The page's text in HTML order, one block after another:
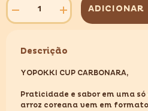
Diminuir
quantidade
CUP
Aumentar
quantidade
CUP
ADICIONAR
Descrição
YOPOKKI CUP CARBONARA,
Praticidade e sabor em uma
arroz coreana vem em